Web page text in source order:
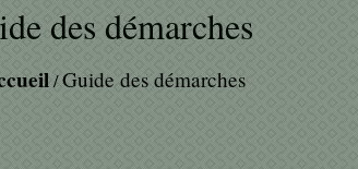
des démarches
/Guide des démarches